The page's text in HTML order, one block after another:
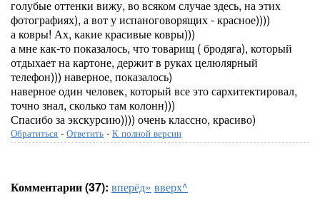
голубые оттенки вижу, во всяком случае здесь, на этих
фотографиях), а вот у испаноговорящих - красное))))
а ковры! Ах, какие красивые ковры)))
а мне как-то показалось, что товарищ ( бродяга), который
отдыхает на картоне, держит в руках целюлярный
телефон))) наверное, показалось)
наверное один человек, который все это сархитектировал,
точно знал, сколько там колонн)))
Спасибо за экскурсию)))) очень классно, красиво)
Обратиться - Ответить - К полной версии
Комментарии (37): вперёд» вверх^